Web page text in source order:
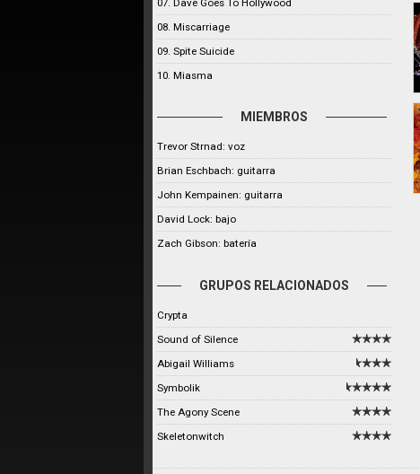
07. Dave Goes To Hollywood
08. Miscarriage
09. Spite Suicide
10. Miasma
MIEMBROS
Trevor Strnad: voz
Brian Eschbach: guitarra
John Kempainen: guitarra
David Lock: bajo
Zach Gibson: batería
GRUPOS RELACIONADOS
Crypta
Sound of Silence
Abigail Williams
Symbolik
The Agony Scene
Skeletonwitch